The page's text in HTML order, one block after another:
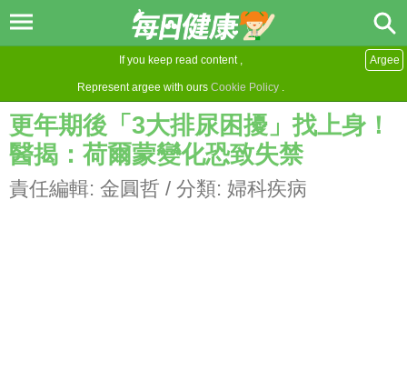
If you keep read content ,
Represent argee with ours Cookie Policy .
Argee
更年期後「3大排尿困擾」找上身！
醫揭：荷爾蒙變化恐致失禁
責任編輯: 金圓哲 / 分類: 婦科疾病